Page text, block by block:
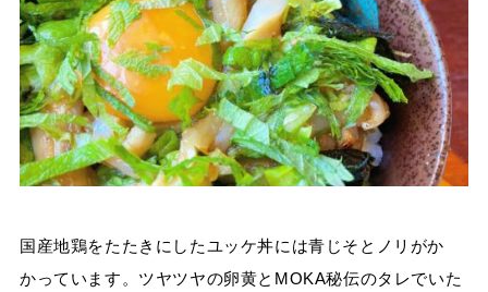
国産地鶏をたたきにしたユッケ丼には青じそとノリがか
かっています。ツヤツヤの卵黄とMOKA秘伝のタレでいた